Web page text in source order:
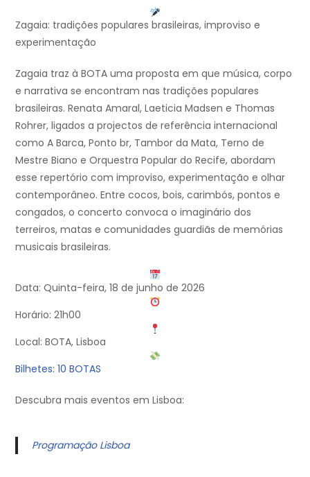
Zagaia: tradições populares brasileiras, improviso e
experimentação
Zagaia traz à BOTA uma proposta em que música, corpo
e narrativa se encontram nas tradições populares
brasileiras. Renata Amaral, Laeticia Madsen e Thomas
Rohrer, ligados a projectos de referência internacional
como A Barca, Ponto br, Tambor da Mata, Terno de
Mestre Biano e Orquestra Popular do Recife, abordam
esse repertório com improviso, experimentação e olhar
contemporâneo. Entre cocos, bois, carimbós, pontos e
congados, o concerto convoca o imaginário dos
terreiros, matas e comunidades guardiãs de memórias
musicais brasileiras.
Data: Quinta-feira, 18 de junho de 2026
Horário: 21h00
Local: BOTA, Lisboa
Bilhetes: 10 BOTAS
Descubra mais eventos em Lisboa:
Programação Lisboa